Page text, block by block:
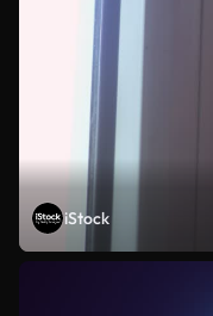
iStock